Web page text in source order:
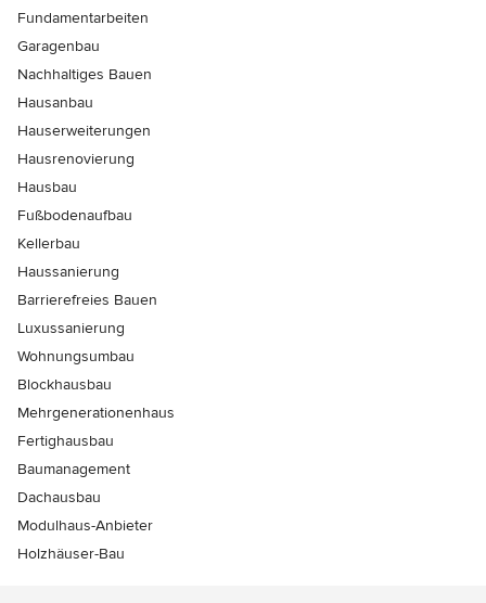
Fundamentarbeiten
Garagenbau
Nachhaltiges Bauen
Hausanbau
Hauserweiterungen
Hausrenovierung
Hausbau
Fußbodenaufbau
Kellerbau
Haussanierung
Barrierefreies Bauen
Luxussanierung
Wohnungsumbau
Blockhausbau
Mehrgenerationenhaus
Fertighausbau
Baumanagement
Dachausbau
Modulhaus-Anbieter
Holzhäuser-Bau